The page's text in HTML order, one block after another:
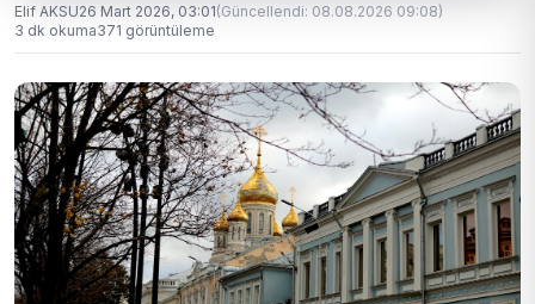
Elif AKSU26 Mart 2026, 03:01(Güncellendi: 08.08.2026 09:08)
3 dk okuma371 görüntüleme